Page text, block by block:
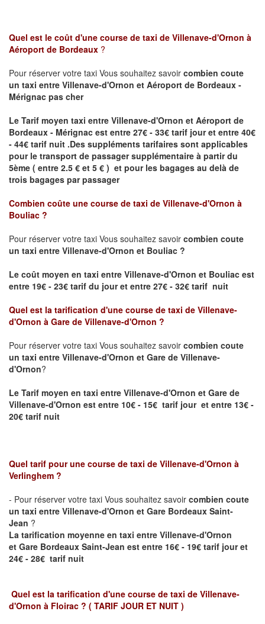
Quel est le coût d'une course de taxi de Villenave-d'Ornon à
Aéroport de Bordeaux ?
Pour réserver votre taxi Vous souhaitez savoir combien coute
un taxi entre Villenave-d'Ornon et Aéroport de Bordeaux -
Mérignac pas cher
Le Tarif moyen taxi entre Villenave-d'Ornon et Aéroport de
Bordeaux - Mérignac est entre 27€ - 33€ tarif jour et entre 40€
- 44€ tarif nuit .Des suppléments tarifaires sont applicables
pour le transport de passager supplémentaire à partir du
5ème ( entre 2.5 € et 5 € ) et pour les bagages au delà de
trois bagages par passager
Combien coûte une course de taxi de Villenave-d'Ornon à
Bouliac ?
Pour réserver votre taxi Vous souhaitez savoir combien coute
un taxi entre Villenave-d'Ornon et Bouliac ?
Le coût moyen en taxi entre Villenave-d'Ornon et Bouliac est
entre 19€ - 23€ tarif du jour et entre 27€ - 32€ tarif nuit
Quel est la tarification d'une course de taxi de Villenave-
d'Ornon à Gare de Villenave-d'Ornon ?
Pour réserver votre taxi Vous souhaitez savoir combien coute
un taxi entre Villenave-d'Ornon et Gare de Villenave-
d'Ornon?
Le Tarif moyen en taxi entre Villenave-d'Ornon et Gare de
Villenave-d'Ornon est entre 10€ - 15€ tarif jour et entre 13€ -
20€ tarif nuit
Quel tarif pour une course de taxi de Villenave-d'Ornon à
Verlinghem ?
- Pour réserver votre taxi Vous souhaitez savoir combien coute
un taxi entre Villenave-d'Ornon et Gare Bordeaux Saint-
Jean ?
La tarification moyenne en taxi entre Villenave-d'Ornon
et Gare Bordeaux Saint-Jean est entre 16€ - 19€ tarif jour et
24€ - 28€ tarif nuit
Quel est la tarification d'une course de taxi de Villenave-
d'Ornon à Floirac ? ( TARIF JOUR ET NUIT )